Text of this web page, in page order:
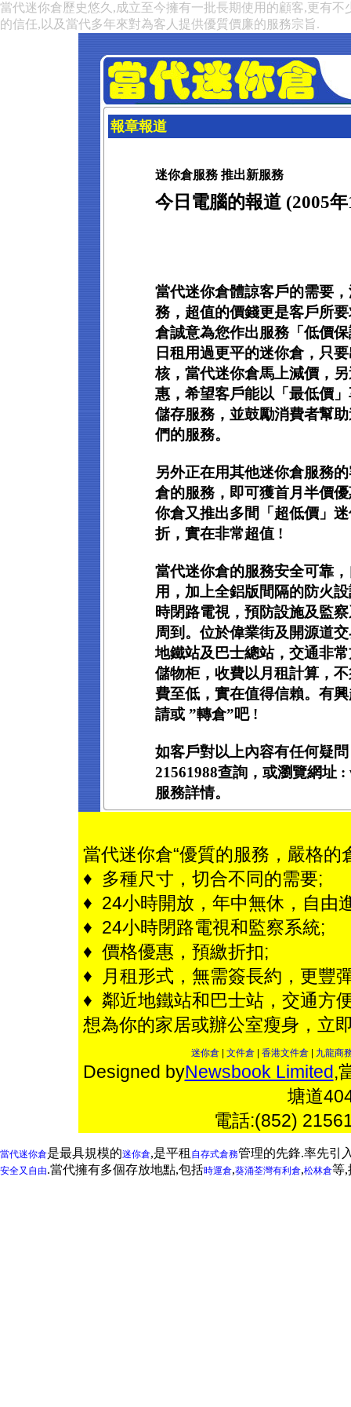
當代迷你倉歷史悠久,成立至今擁有一批長期使用的顧客,更有
的信任,以及當代多年來對為客人提供優質價廉的服務宗旨.
報章報道
迷你倉服務 推出新服務
今日電腦的報道 (2005
當代迷你倉體諒客戶的需要
務，超值的價錢更是客戶所
倉誠意為您作出服務「低價
日租用過更平的迷你倉，只
核，當代迷你倉馬上減價，
惠，希望客戶能以「最低價
儲存服務，並鼓勵消費者幫
們的服務。
另外正在用其他迷你倉服務
倉的服務，即可獲首月半價
你倉又推出多間「超低價」
折，實在非常超值 !
當代迷你倉的服務安全可靠
用，加上全鋁版間隔的防火
時閉路電視，預防設施及監
周到。位於偉業街及開源道
地鐵站及巴士總站，交通非
儲物柜，收費以月租計算，
費至低，實在值得信賴。有
請或 ”轉倉”吧 !
如客戶對以上內容有任何疑
21561988查詢，或瀏覽網址
服務詳情。
當代迷你倉“優質的服務，嚴格
♦ 多種尺寸，切合不同的需要;
♦ 24小時開放，年中無休，自由
♦ 24小時閉路電視和監察系統;
♦ 價格優惠，預繳折扣;
♦ 月租形式，無需簽長約，更豐
♦ 鄰近地鐵站和巴士站，交通方
想為你的家居或辦公室瘦身，立
迷你倉 文件倉 香港文件倉 九龍商
Designed byNewsbook Limited,
塘道
電話:(852)
當代迷你倉是最具規模的迷你倉,是平租 自存式倉務管理的先鋒.率先引
安全又自由.當代擁有多個存放地點,包括時運倉,葵涌荃灣有利倉,松林倉等,